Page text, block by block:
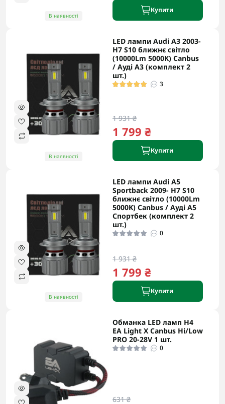
В наявності
Купити
В наявності
LED лампи Audi A3 2003-
H7 S10 ближнє світло
(10000Lm 5000K) Canbus
/ Ауді А3 (комплект 2
шт.)
3
1 931 ₴
1 799 ₴
Купити
В наявності
LED лампи Audi A5
Sportback 2009- H7 S10
ближнє світло (10000Lm
5000K) Canbus / Ауді А5
Спортбек (комплект 2
шт.)
0
1 931 ₴
1 799 ₴
Купити
Обманка LED ламп H4
EA Light X Canbus Hi/Low
PRO 20-28V 1 шт.
0
631 ₴